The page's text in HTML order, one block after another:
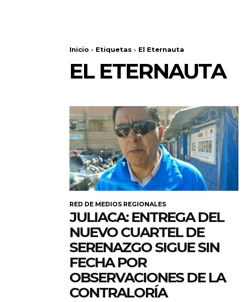
Inicio Etiquetas El Eternauta
EL ETERNAUTA
RED DE MEDIOS REGIONALES
JULIACA: ENTREGA DEL
NUEVO CUARTEL DE
SERENAZGO SIGUE SIN
FECHA POR
OBSERVACIONES DE LA
CONTRALORÍA